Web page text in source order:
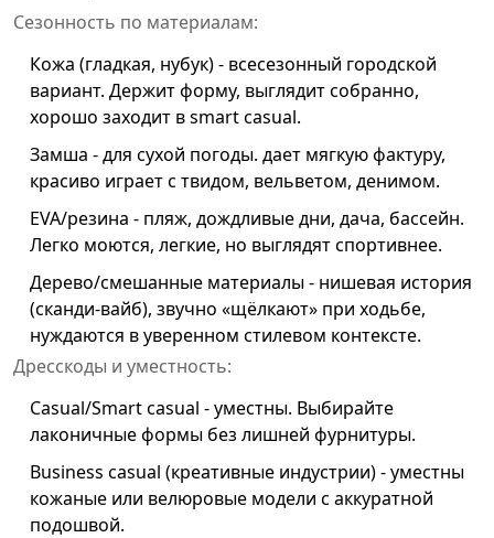
Сезонность по материалам:
Кожа (гладкая, нубук) - всесезонный городской
вариант. Держит форму, выглядит собранно,
хорошо заходит в smart casual.
Замша - для сухой погоды. дает мягкую фактуру,
красиво играет с твидом, вельветом, денимом.
EVA/резина - пляж, дождливые дни, дача, бассейн.
Легко моются, легкие, но выглядят спортивнее.
Дерево/смешанные материалы - нишевая история
(сканди-вайб), звучно «щёлкают» при ходьбе,
нуждаются в уверенном стилевом контексте.
Дресскоды и уместность:
Casual/Smart casual - уместны. Выбирайте
лаконичные формы без лишней фурнитуры.
Business casual (креативные индустрии) - уместны
кожаные или велюровые модели с аккуратной
подошвой.